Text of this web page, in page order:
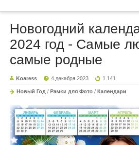
Новогодний
2024 год - Самые
самые родные
Koaress 4 декабря 2023 1 141
Новый Год / Рамки для Фото / Календари